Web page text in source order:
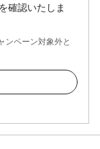
確認いたしま
ンペーン対象外と